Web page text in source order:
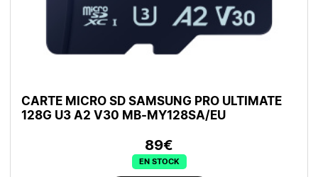
CARTE MICRO SD SAMSUNG PRO ULTIMATE
128G U3 A2 V30 MB-MY128SA/EU
89€
EN STOCK